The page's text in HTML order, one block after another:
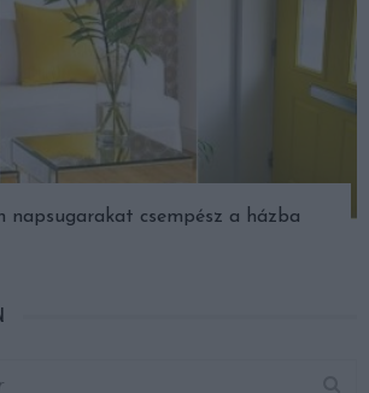
napsugarakat csempész a házba